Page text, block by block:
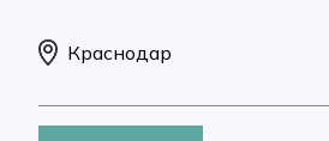
Краснодар